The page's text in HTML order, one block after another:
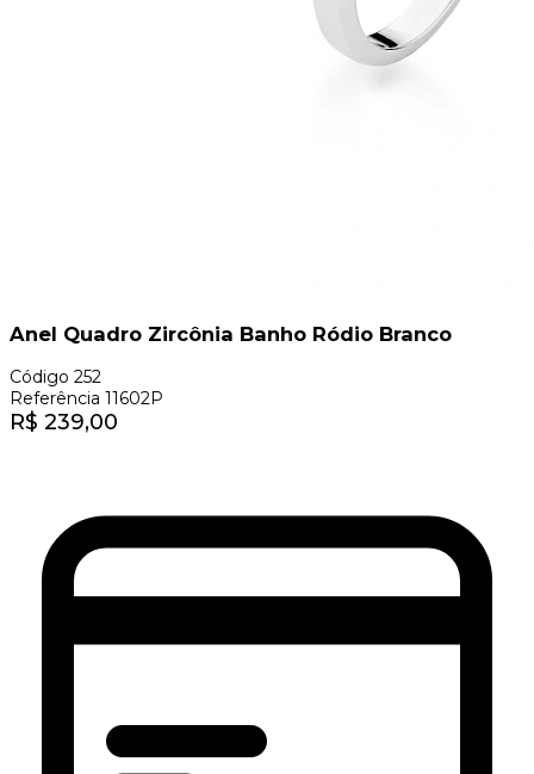
Anel Quadro Zircônia Banho Ródio Branco
Código 252
Referência 11602P
R$ 239,00